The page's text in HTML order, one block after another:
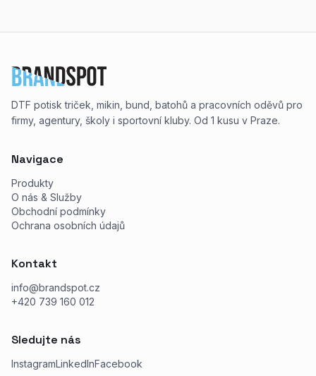
DTF potisk triček, mikin, bund, batohů a pracovních oděvů pro
firmy, agentury, školy i sportovní kluby. Od 1 kusu v Praze.
Navigace
Produkty
O nás & Služby
Obchodní podmínky
Ochrana osobních údajů
Kontakt
info@brandspot.cz
+420 739 160 012
Sledujte nás
InstagramLinkedInFacebook